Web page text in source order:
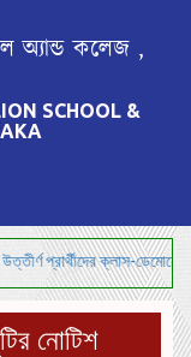
অ্যান্ড কলেজ ,
SCHOOL &
প্রার্থীদের ক্লাস-
নোটিশ